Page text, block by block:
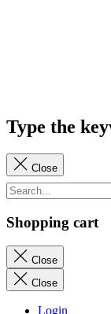
Type the
Close
Shopping cart
Close
Close
Login